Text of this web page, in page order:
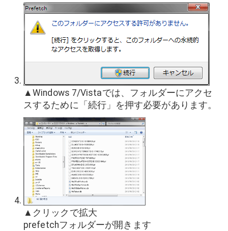
▲Windows 7/Vistaでは、フォルダーにアクセ
スするために「続行」を押す必要があります。
▲クリックで拡大
prefetchフォルダーが開きます